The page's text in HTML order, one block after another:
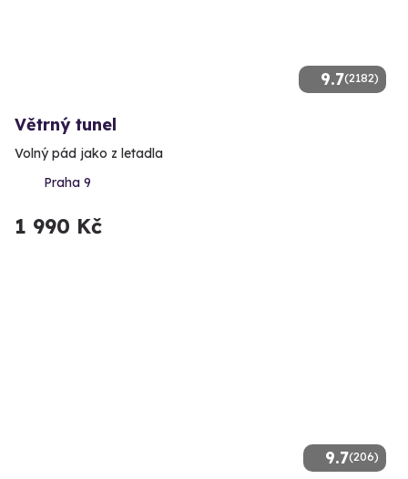
9.7(2182)
Větrný tunel
Volný pád jako z letadla
Praha 9
1 990 Kč
9.7(206)